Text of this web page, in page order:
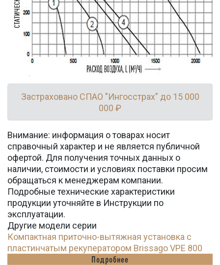
Застраховано СПАО "Ингосстрах" до 15 000
000 ₽
Внимание: информация о товарах носит
справочный характер и не является публичной
офертой. Для получения точных данных о
наличии, стоимости и условиях поставки просим
обращаться к менеджерам компании.
Подробные технические характеристики
продукции уточняйте в Инструкции по
эксплуатации.
Другие модели серии
Компактная приточно-вытяжная установка с
пластинчатым рекуператором Brissago VPE 800
Подробнее